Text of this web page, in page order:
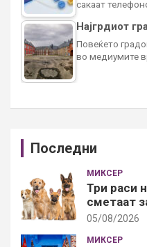
сакаат
Најгрдиот
Повеќето
во медиумите
Последни
МИКСЕР
Три раси
сметаат
05/08/2026
МИКСЕР